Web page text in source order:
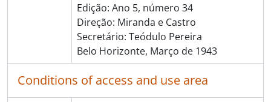
Edição: Ano 5, número 34
Direção: Miranda e Castro
Secretário: Teódulo Pereira
Belo Horizonte, Março de 1943
Conditions of access and use area